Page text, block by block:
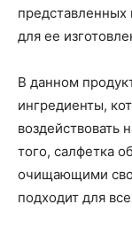
для ее
В данном
ингредиенты,
воздействовать
того, салфетка
очищающими
подходит для